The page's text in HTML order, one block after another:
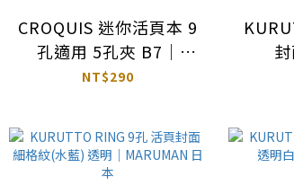
CROQUIS 迷你活頁本 9
孔適用 5孔夾 B7｜
MARUMAN 日本
NT$290